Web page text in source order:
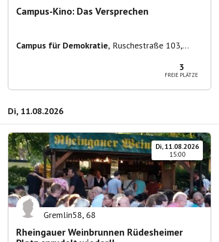
Campus-Kino: Das Versprechen
Campus für Demokratie, Ruschestraße 103,
3
FREIE PLÄTZE
Di, 11.08.2026
Di, 11.08.2026
15:00
Gremlin58, 68
Rheingauer Weinbrunnen Rüdesheimer